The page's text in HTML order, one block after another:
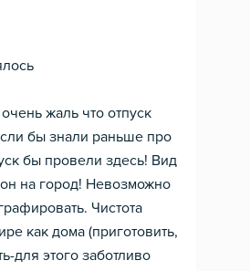
жаль что отпуск
бы знали раньше про
бы провели здесь! Вид
на город! Невозможно
Чистота
как дома (приготовить,
для этого заботливо